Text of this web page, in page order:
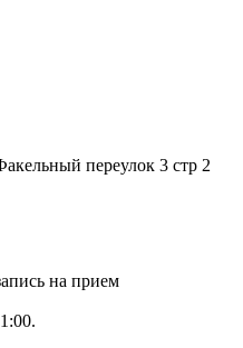
переулок 3 стр 2